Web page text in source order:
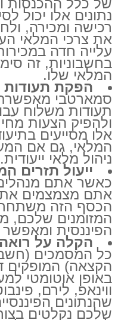
של כלל ההכנסות
נתונים אלו יכול
רכישה ומכירה,
את צרכי המלאי
עלייה חדה
בחשבוניות, זה
המלאי שלו.
הפקת תעודות
סמארטבי
תעודות משלוח
ולהפיק הצעות
אלו מסייעים
המלאי, גם אם
ניהול מלאי ייעודית.
ייעול תזרים
כאשר אתם
אתם מצמצמים
הכסף הזה משתחרר
המזומנים שלכם,
הפיננסית ומאפשר
הקלה על רואה
כל המסמכים
הקצאה) המופקים
באופן אוטומטי
ווינאפ, לירם,
שהנתונים
שלכם נקלטים